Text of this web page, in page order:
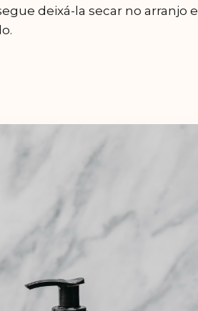
deixá-la secar no arranjo e